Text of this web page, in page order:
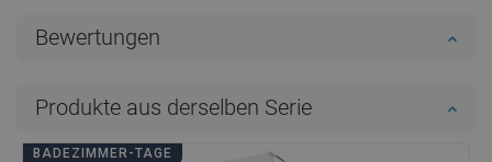
Bewertungen
Produkte aus derselben Serie
BADEZIMMER-TAGE